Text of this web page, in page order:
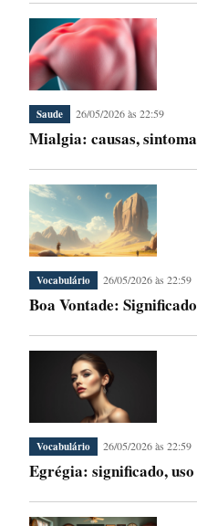
Saude 26/05/2026 às 22:59
Mialgia: causas,
Vocabulário 26/05/2026 às 22:59
Boa Vontade:
Vocabulário 26/05/2026 às 22:59
Egrégia: significado,